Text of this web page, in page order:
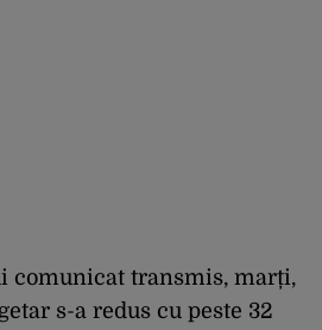
comunicat transmis, marți,
s-a redus cu peste 32